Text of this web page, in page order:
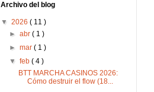
Archivo del blog
▼ 2026 ( 11 )
►abr( 1 )
►mar( 1 )
▼feb( 4 )
BTT MARCHA CASINOS 2026:
Cómo destruir el flow (18...